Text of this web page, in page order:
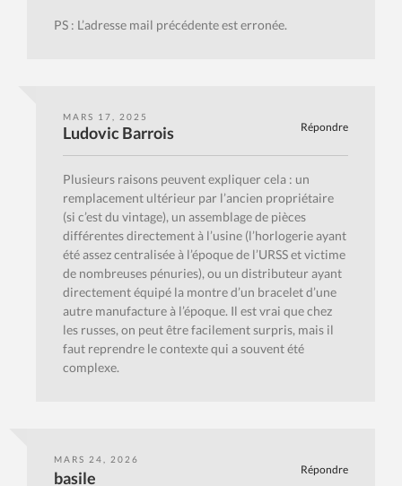
PS : L’adresse mail précédente est erronée.
MARS 17, 2025
Répondre
Ludovic Barrois
Plusieurs raisons peuvent expliquer cela : un
remplacement ultérieur par l’ancien propriétaire
(si c’est du vintage), un assemblage de pièces
différentes directement à l’usine (l’horlogerie ayant
été assez centralisée à l’époque de l’URSS et victime
de nombreuses pénuries), ou un distributeur ayant
directement équipé la montre d’un bracelet d’une
autre manufacture à l’époque. Il est vrai que chez
les russes, on peut être facilement surpris, mais il
faut reprendre le contexte qui a souvent été
complexe.
MARS 24, 2026
Répondre
basile